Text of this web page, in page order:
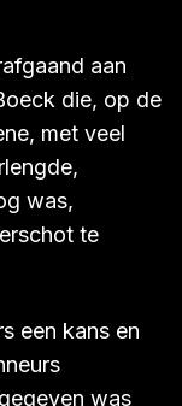
verloren,
aan
die, op de
met veel
was,